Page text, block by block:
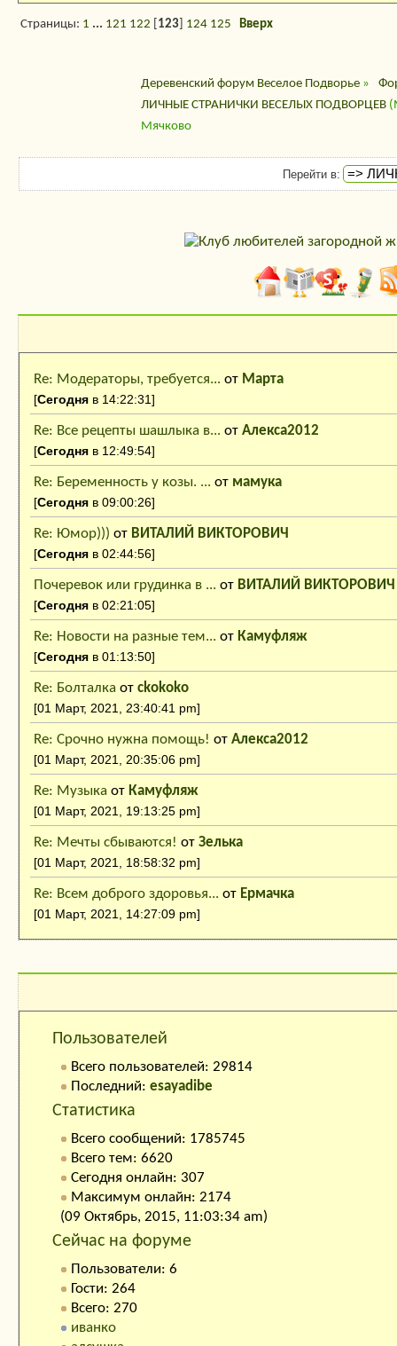
Re: Модераторы, требуется... от Марта
[Сегодня в 14:22:31]
Re: Все рецепты шашлыка в... от Алекса2012
[Сегодня в 12:49:54]
Re: Беременность у козы. ... от мамука
[Сегодня в 09:00:26]
Re: Юмор))) от ВИТАЛИЙ ВИКТОРОВИЧ
[Сегодня в 02:44:56]
Почеревок или грудинка в ... от ВИТАЛИЙ ВИКТОРОВИЧ
[Сегодня в 02:21:05]
Re: Новости на разные тем... от Камуфляж
[Сегодня в 01:13:50]
Re: Болталка от ckokoko
[01 Март, 2021, 23:40:41 pm]
Re: Срочно нужна помощь! от Алекса2012
[01 Март, 2021, 20:35:06 pm]
Re: Музыка от Камуфляж
[01 Март, 2021, 19:13:25 pm]
Re: Мечты сбываются! от Зелька
[01 Март, 2021, 18:58:32 pm]
Re: Всем доброго здоровья... от Ермачка
[01 Март, 2021, 14:27:09 pm]
Пользователей
Всего пользователей: 29814
Последний: esayadibe
Статистика
Всего сообщений: 1785745
Всего тем: 6620
Сегодня онлайн: 307
Максимум онлайн: 2174
(09 Октябрь, 2015, 11:03:34 am)
Сейчас на форуме
Пользователи: 6
Гости: 264
Всего: 270
иванко
Страницы: 1 ... 121 122 123 124 125 Вверх
Деревенский форум Веселое Подворье»
ЛИЧНЫЕ СТРАНИЧКИ ВЕСЕЛЫХ ПОДВОРЦЕВ
Мячково
Перейти в: